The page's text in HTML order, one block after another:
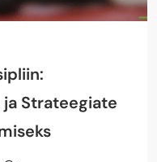
Strateegiate